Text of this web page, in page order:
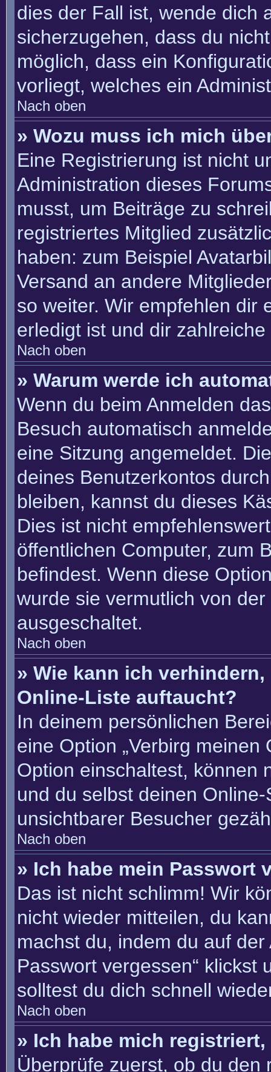
dies der Fall ist, wende dich
sicherzugehen, dass du
möglich, dass ein
vorliegt, welches ein
Nach oben
» Wozu muss ich mich
Eine Registrierung ist nicht
Administration dieses
musst, um Beiträge zu
registriertes Mitglied
haben: zum Beispiel
Versand an andere
so weiter. Wir empfehlen dir
erledigt ist und dir
Nach oben
» Warum werde ich
Wenn du beim Anmelden
Besuch automatisch
eine Sitzung angemeldet.
deines Benutzerkontos
bleiben, kannst du dieses
Dies ist nicht
öffentlichen Computer, zum
befindest. Wenn diese
wurde sie vermutlich von
ausgeschaltet.
Nach oben
» Wie kann ich
Online-Liste auftaucht?
In deinem persönlichen
eine Option „Verbirg meinen
Option einschaltest, können
und du selbst deinen
unsichtbarer Besucher
Nach oben
» Ich habe mein Passwort
Das ist nicht schlimm! Wir
nicht wieder mitteilen, du
machst du, indem du auf
Passwort vergessen“ klickst
solltest du dich schnell
Nach oben
» Ich habe mich
Überprüfe zuerst, ob du den